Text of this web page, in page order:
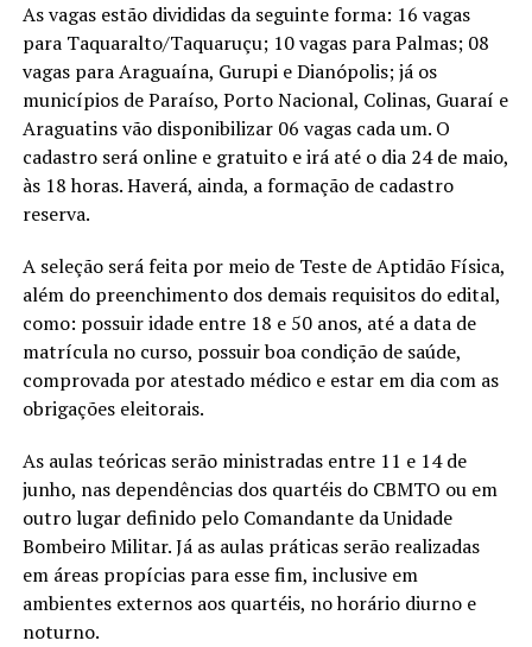
As vagas estão divididas da seguinte forma: 16 vagas
para Taquaralto/Taquaruçu; 10 vagas para Palmas; 08
vagas para Araguaína, Gurupi e Dianópolis; já os
municípios de Paraíso, Porto Nacional, Colinas, Guaraí e
Araguatins vão disponibilizar 06 vagas cada um. O
cadastro será online e gratuito e irá até o dia 24 de maio,
às 18 horas. Haverá, ainda, a formação de cadastro
reserva.
A seleção será feita por meio de Teste de Aptidão Física,
além do preenchimento dos demais requisitos do edital,
como: possuir idade entre 18 e 50 anos, até a data de
matrícula no curso, possuir boa condição de saúde,
comprovada por atestado médico e estar em dia com as
obrigações eleitorais.
As aulas teóricas serão ministradas entre 11 e 14 de
junho, nas dependências dos quartéis do CBMTO ou em
outro lugar definido pelo Comandante da Unidade
Bombeiro Militar. Já as aulas práticas serão realizadas
em áreas propícias para esse fim, inclusive em
ambientes externos aos quartéis, no horário diurno e
noturno.